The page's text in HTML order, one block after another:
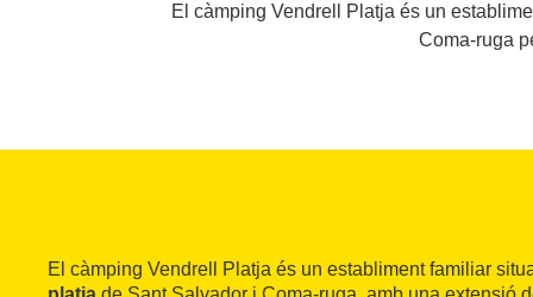
El càmping Vendrell Platja és un
Coma-ruga
El càmping Vendrell Platja és un establiment familiar